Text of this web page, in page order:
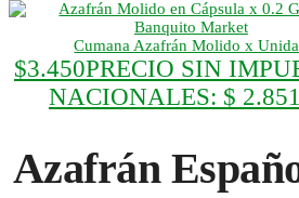
Cumana Azafrán Molido x
$3.450PRECIO SIN
NACIONALES: $
Azafrán